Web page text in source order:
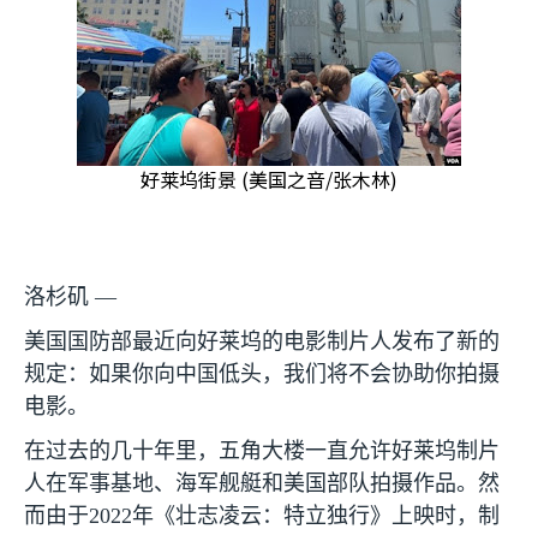
好莱坞街景 (美国之音/张木林)
洛杉矶 —
美国国防部最近向好莱坞的电影制片人发布了新的
规定：如果你向中国低头，我们将不会协助你拍摄
电影。
在过去的几十年里，五角大楼一直允许好莱坞制片
人在军事基地、海军舰艇和美国部队拍摄作品。然
而由于2022年《壮志凌云：特立独行》上映时，制